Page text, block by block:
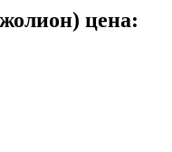
цена: